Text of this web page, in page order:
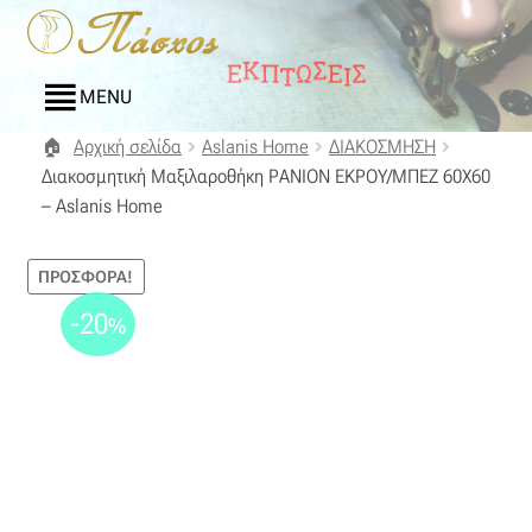
Απευθείας
μετάβαση
στην
πλοήγηση
Μετάβαση
σε
περιεχόμενο
MENU
Αρχική
Blog
Compare
Αγαπημένα
Αρχική σελίδα Aslanis Home
ΔΙΑΚΟΣΜΗΣΗ
Διακοσμητική Μαξιλαροθήκη ΡΑΝΙΟΝ ΕΚΡΟΥ/ΜΠΕΖ 60Χ60
– Aslanis Home
ΠΡΟΣΦΟΡΆ!
-20%